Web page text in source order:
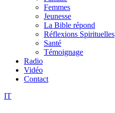
Femmes
Jeunesse
La Bible répond
Réflexions Spirituelles
Santé
Témoignage
Radio
Vidéo
Contact
IT